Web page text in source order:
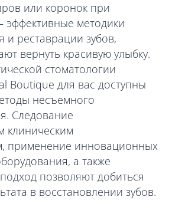
или коронок при
методики
и реставрации зубов,
вернуть красивую улыбку.
стоматологии
Boutique для вас доступны
несъемного
Следование
клиническим
применение инновационных
а также
позволяют добиться
в восстановлении зубов.